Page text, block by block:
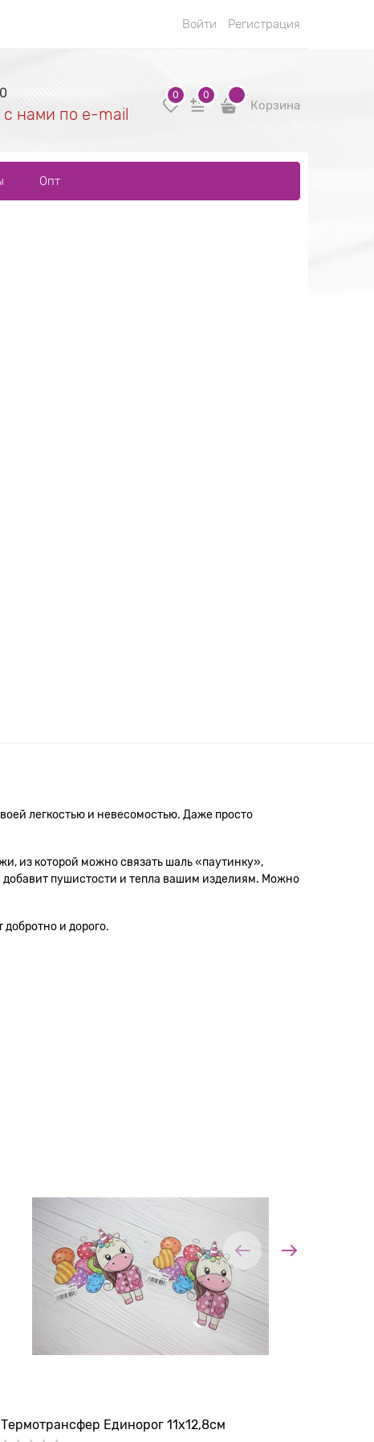
Войти Регистрация
с нами по e-mail
0 0
Корзина
Опт
легкостью и невесомостью. Даже просто
из которой можно связать шаль «паутинку»,
добавит пушистости и тепла вашим изделиям. Можно
и дорого.
Термотрансфер Единорог 11х12,8см